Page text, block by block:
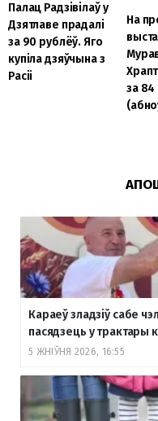
Палац Радзівілаў у
Дзятлаве прадалі
за 90 рублёў. Яго
купіла дзяўчына з
Расіі
На
за 84
Караеў зладзіў сабе
пасядзець у
5 ЖНІЎНЯ 2026, 16:55